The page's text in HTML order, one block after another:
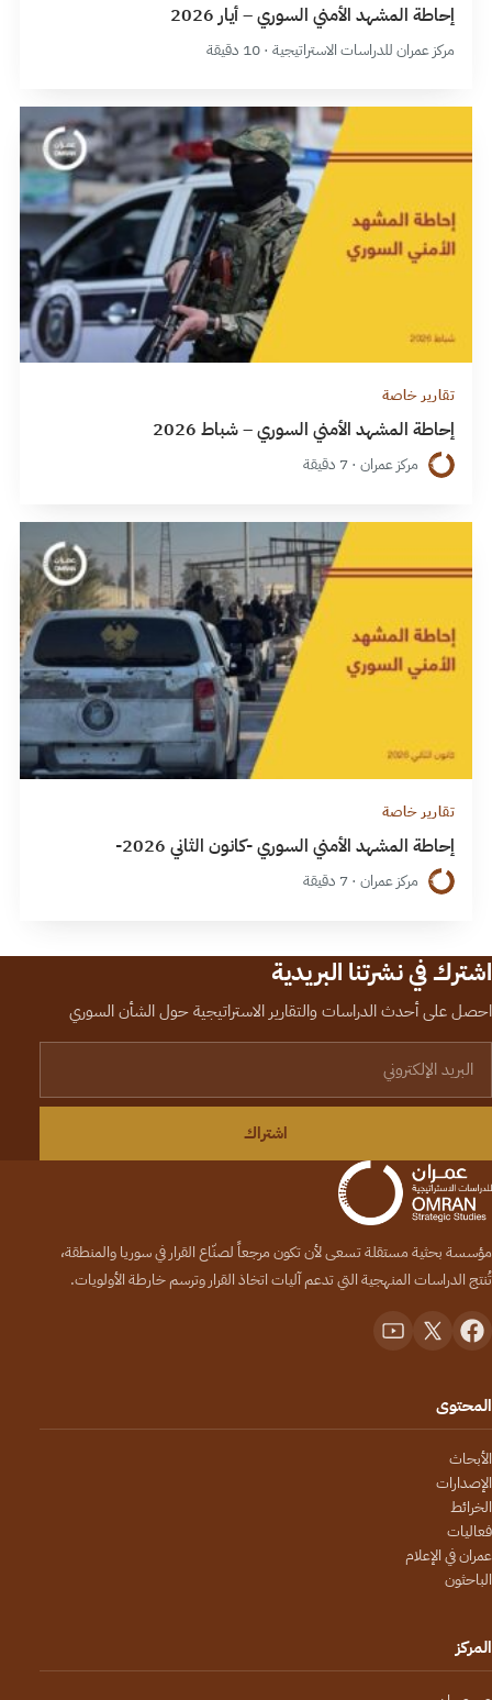
إحاطة المشهد الأمني السوري – أيار 2026
مركز عمران للدراسات الاستراتيجية · 10 دقيقة
تقارير خاصة
إحاطة المشهد الأمني السوري – شباط 2026
مركز عمران · 7 دقيقة
تقارير خاصة
إحاطة المشهد الأمني السوري -كانون الثاني 2026-
مركز عمران · 7 دقيقة
اشترك في نشرتنا البريدية
احصل على أحدث الدراسات والتقارير الاستراتيجية حول الشأن السوري
اشتراك
مؤسسة بحثية مستقلة تسعى لأن تكون مرجعاً لصنّاع القرار في سوريا والمنطقة،
تُنتج الدراسات المنهجية التي تدعم آليات اتخاذ القرار وترسم خارطة الأولويات.
المحتوى
الأبحاث
الإصدارات
الخرائط
فعاليات
عمران في الإعلام
الباحثون
المركز